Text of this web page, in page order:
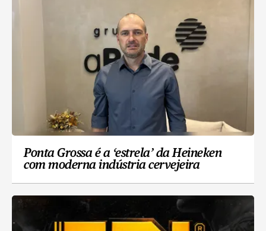
Ponta Grossa é a ‘estrela’ da Heineken
com moderna indústria cervejeira